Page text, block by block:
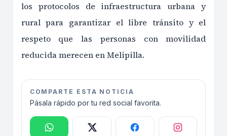
los protocolos de infraestructura urbana y
rural para garantizar el libre tránsito y el
respeto que las personas con movilidad
reducida merecen en Melipilla.
COMPARTE ESTA NOTICIA
Pásala rápido por tu red social favorita.